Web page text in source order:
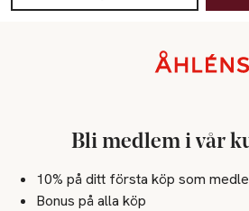
Bli medlem i vår
10% på ditt första köp som
Bonus på alla köp